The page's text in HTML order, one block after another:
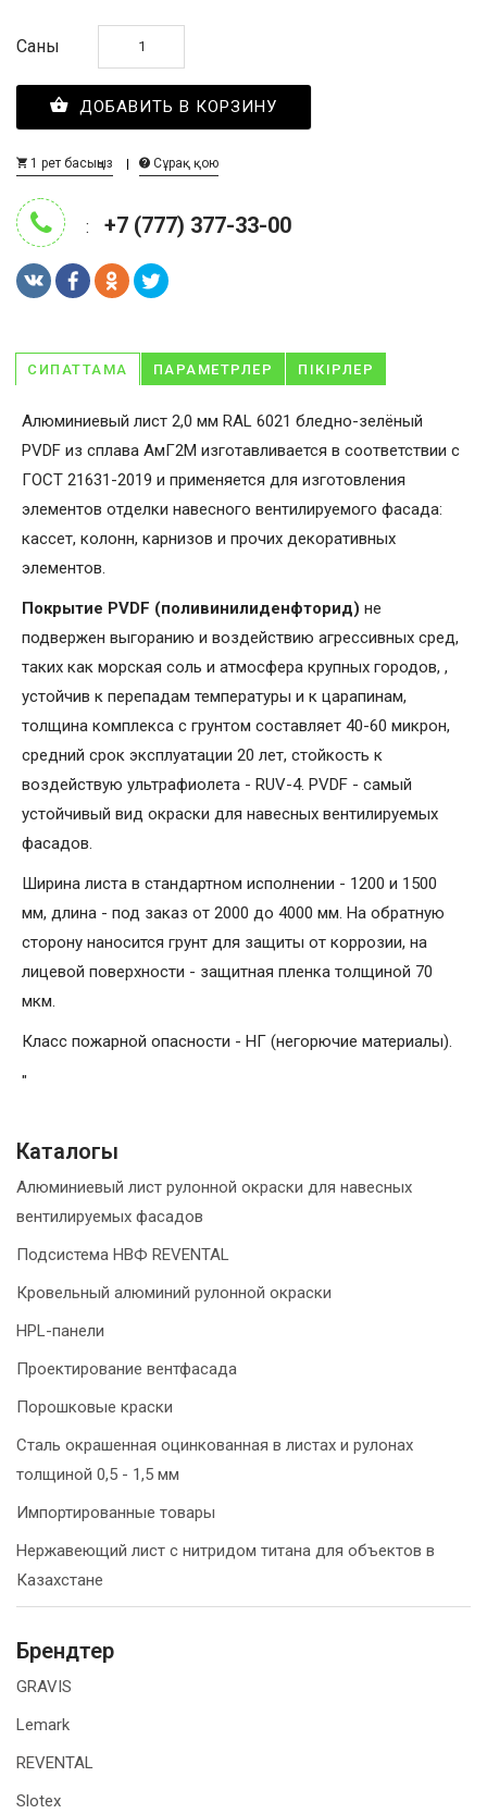
Саны
ДОБАВИТЬ В КОРЗИНУ
1 рет басыңыз Сұрақ қою
: +7 (777) 377-33-00
СИПАТТАМА ПАРАМЕТРЛЕР ПІКІРЛЕР
Алюминиевый лист 2,0 мм RAL 6021 бледно-зелёный
PVDF из сплава АмГ2М изготавливается в соответствии с
ГОСТ 21631-2019 и применяется для изготовления
элементов отделки навесного вентилируемого фасада:
кассет, колонн, карнизов и прочих декоративных
элементов.
Покрытие PVDF (поливинилиденфторид) не
подвержен выгоранию и воздействию агрессивных сред,
таких как морская соль и атмосфера крупных городов, ,
устойчив к перепадам температуры и к царапинам,
толщина комплекса с грунтом составляет 40-60 микрон,
средний срок эксплуатации 20 лет, стойкость к
воздействую ультрафиолета - RUV-4. PVDF - самый
устойчивый вид окраски для навесных вентилируемых
фасадов.
Ширина листа в стандартном исполнении - 1200 и 1500
мм, длина - под заказ от 2000 до 4000 мм. На обратную
сторону наносится грунт для защиты от коррозии, на
лицевой поверхности - защитная пленка толщиной 70
мкм.
Класс пожарной опасности - НГ (негорючие материалы).
"
Каталогы
Алюминиевый лист рулонной окраски для навесных
вентилируемых фасадов
Подсистема НВФ REVENTAL
Кровельный алюминий рулонной окраски
HPL-панели
Проектирование вентфасада
Порошковые краски
Сталь окрашенная оцинкованная в листах и рулонах
толщиной 0,5 - 1,5 мм
Импортированные товары
Нержавеющий лист с нитридом титана для объектов в
Казахстане
Брендтер
GRAVIS
Lemark
REVENTAL
Slotex